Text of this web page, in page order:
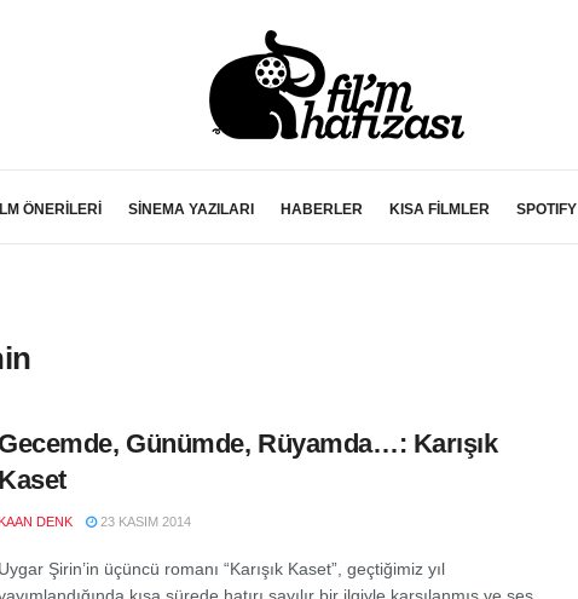
ÖNERİLERİ SİNEMA YAZILARI HABERLER KISA FİLMLER SPOTIFY
Gecemde, Günümde, Rüyamda…: Karışık
Kaset
KAAN DENK 23 KASIM 2014
Uygar Şirin’in üçüncü romanı “Karışık Kaset”, geçtiğimiz yıl